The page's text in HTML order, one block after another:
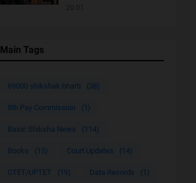
Main Tags
69000 shikshak bharti (38)
8th Pay Commission (1)
Basic Shiksha News (114)
Books (13) Court Updates (14)
CTET/UPTET (19) Data Records (1)